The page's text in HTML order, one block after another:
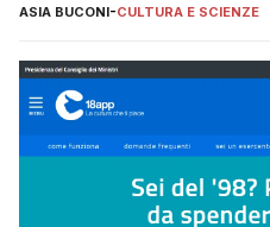
ASIA BUCONI-CULTURA E SCIENZE